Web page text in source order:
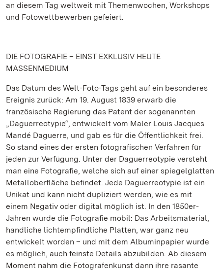
an diesem Tag weltweit mit Themenwochen, Workshops
und Fotowettbewerben gefeiert.
DIE FOTOGRAFIE – EINST EXKLUSIV HEUTE
MASSENMEDIUM
Das Datum des Welt-Foto-Tags geht auf ein besonderes
Ereignis zurück: Am 19. August 1839 erwarb die
französische Regierung das Patent der sogenannten
„Daguerreotypie“, entwickelt vom Maler Louis Jacques
Mandé Daguerre, und gab es für die Öffentlichkeit frei.
So stand eines der ersten fotografischen Verfahren für
jeden zur Verfügung. Unter der Daguerreotypie versteht
man eine Fotografie, welche sich auf einer spiegelglatten
Metalloberfläche befindet. Jede Daguerreotypie ist ein
Unikat und kann nicht dupliziert werden, wie es mit
einem Negativ oder digital möglich ist. In den 1850er-
Jahren wurde die Fotografie mobil: Das Arbeitsmaterial,
handliche lichtempfindliche Platten, war ganz neu
entwickelt worden – und mit dem Albuminpapier wurde
es möglich, auch feinste Details abzubilden. Ab diesem
Moment nahm die Fotografenkunst dann ihre rasante